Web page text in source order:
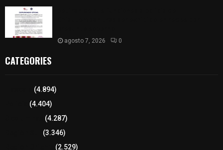
agosto 7, 2026 0
CATEGORIES
(4.894)
(4.404)
(4.287)
(3.346)
(2.529)